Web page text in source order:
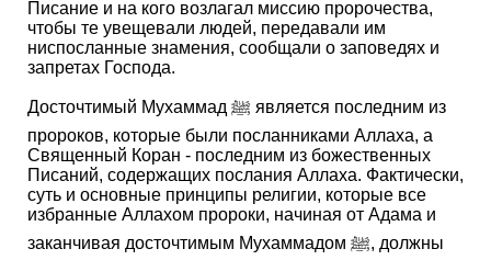
Писание и на кого возлагал миссию пророчества,
чтобы те увещевали людей, передавали им
ниспосланные знамения, сообщали о заповедях и
запретах Господа.
Досточтимый Мухаммад ﷺ является последним из
пророков, которые были посланниками Аллаха, а
Священный Коран - последним из божественных
Писаний, содержащих послания Аллаха. Фактически,
суть и основные принципы религии, которые все
избранные Аллахом пророки, начиная от Адама и
заканчивая досточтимым Мухаммадом ﷺ, должны